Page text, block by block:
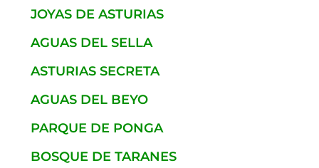
JOYAS DE ASTURIAS
AGUAS DEL SELLA
ASTURIAS SECRETA
AGUAS DEL BEYO
PARQUE DE PONGA
BOSQUE DE TARANES